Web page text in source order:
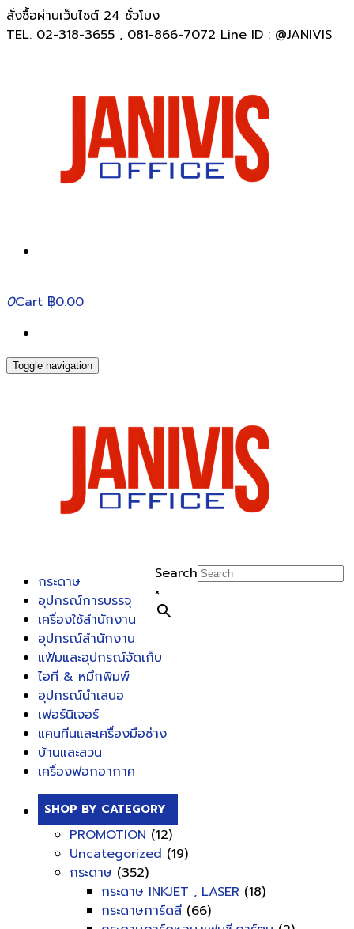
สั่งซื้อผ่านเว็บไซต์ 24 ชั่วโมง
TEL. 02-318-3655 , 081-866-7072 Line ID : @JANIVIS
0Cart ฿0.00
Toggle navigation
Search
×
กระดาษ
อุปกรณ์การบรรจุ
เครื่องใช้สำนักงาน
อุปกรณ์สำนักงาน
แฟ้มและอุปกรณ์จัดเก็บ
ไอที & หมึกพิมพ์
อุปกรณ์นำเสนอ
เฟอร์นิเจอร์
แคนทีนและเครื่องมือช่าง
บ้านและสวน
เครื่องฟอกอากาศ
SHOP BY CATEGORY
PROMOTION (12)
Uncategorized (19)
กระดาษ (352)
กระดาษ INKJET , LASER (18)
กระดาษการ์ดสี (66)